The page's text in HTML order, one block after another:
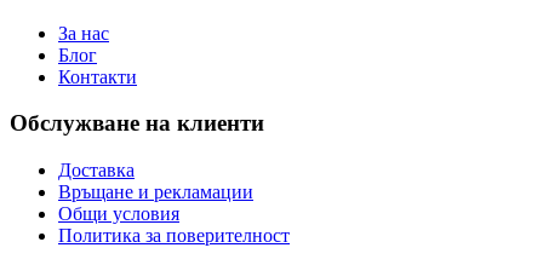
За нас
Блог
Контакти
Обслужване на клиенти
Доставка
Връщане и рекламации
Общи условия
Политика за поверителност